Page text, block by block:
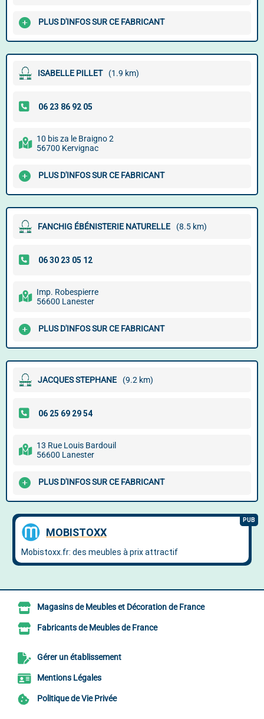
PLUS D'INFOS SUR CE FABRICANT
ISABELLE PILLET (1.9 km)
10 bis za le Braigno 2
56700 Kervignac
PLUS D'INFOS SUR CE FABRICANT
FANCHIG ÉBÉNISTERIE NATURELLE (8.5 km)
Imp. Robespierre
56600 Lanester
PLUS D'INFOS SUR CE FABRICANT
JACQUES STEPHANE (9.2 km)
13 Rue Louis Bardouil
56600 Lanester
PLUS D'INFOS SUR CE FABRICANT
Magasins de Meubles et Décoration de France
Fabricants de Meubles de France
Gérer un établissement
Mentions Légales
Politique de Vie Privée